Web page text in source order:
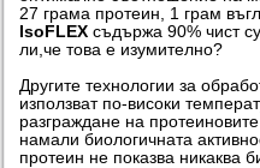
27 грама протеин, 1 грам
IsoFLEX съдържа 90% чист
ли,че това е изумително?
Другите технологии за
използват по-високи
разграждане на
намали биологичната
протеин не показва никаква